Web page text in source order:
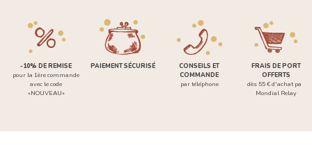
-10% DE REMISE
pour la 1ère commande
avec le code
«NOUVEAU»
PAIEMENT SÉCURISÉ
CONSEILS ET
COMMANDE
par téléphone
FRAIS DE PORT
OFFERTS
dès 55 € d'achat par
Mondial Relay